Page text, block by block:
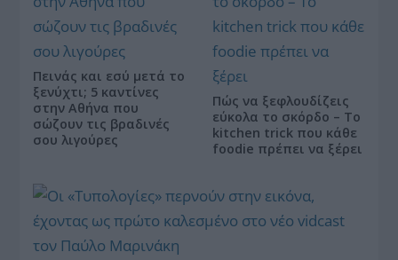
Πεινάς και εσύ μετά το
ξενύχτι; 5 καντίνες
στην Αθήνα που
σώζουν τις βραδινές
σου λιγούρες
Πώς να ξεφλουδίζεις
εύκολα το σκόρδο – Το
kitchen trick που κάθε
foodie πρέπει να ξέρει